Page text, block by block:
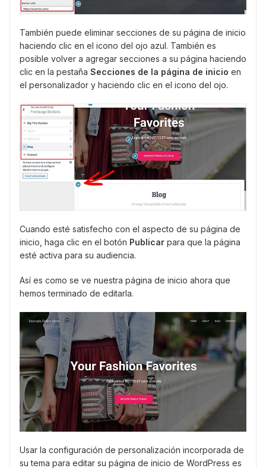
También puede eliminar secciones de su página de inicio
haciendo clic en el icono del ojo azul. También es
posible volver a agregar secciones a su página haciendo
clic en la pestaña Secciones de la página de inicio en
el personalizador y haciendo clic en el icono del ojo.
Cuando esté satisfecho con el aspecto de su página de
inicio, haga clic en el botón Publicar para que la página
esté activa para su audiencia.
Así es como se ve nuestra página de inicio ahora que
hemos terminado de editarla.
Usar la configuración de personalización incorporada de
su tema para editar su página de inicio de WordPress es